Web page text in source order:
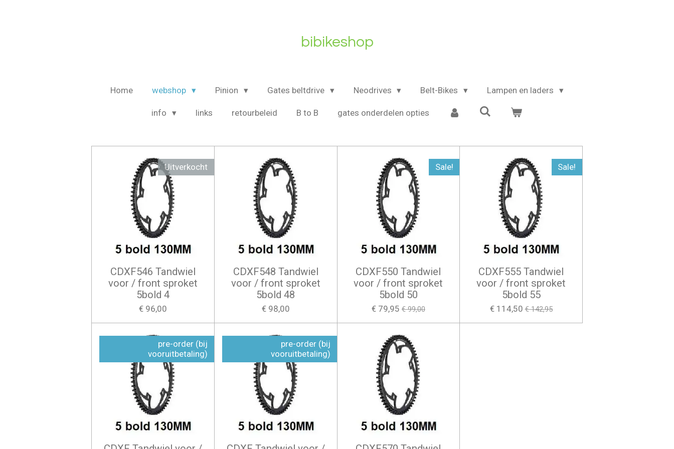
bibikeshop
Home webshop Pinion Gates beltdrive Neodrives Belt-Bikes Lampen en laders
info links retourbeleid B to B gates onderdelen opties
Uitverkocht
CDXF546 Tandwiel
voor / front sproket
5bold 4
€ 96,00
CDXF548 Tandwiel
voor / front sproket
5bold 48
€ 98,00
Sale!
CDXF550 Tandwiel
voor / front sproket
5bold 50
€ 79,95 € 99,00
Sale!
CDXF555 Tandwiel
voor / front sproket
5bold 55
€ 114,50 € 142,95
pre-order (bij
vooruitbetaling)
pre-order (bij
vooruitbetaling)